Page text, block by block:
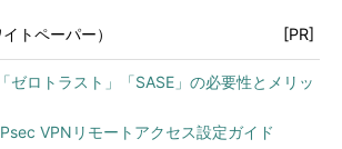
トペーパー） [PR]
ゼロトラスト」「SASE」の必要性とメリッ
VPNリモートアクセス設定ガイド